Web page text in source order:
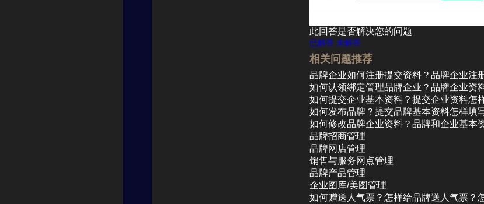
此回答是否解决您的问题
已解答 未解答
相关问题推荐
品牌企业如何注册提交资料？品牌企业注
如何认领绑定管理品牌企业？品牌企业资
如何提交企业基本资料？提交企业资料怎
如何发布品牌？提交品牌基本资料怎样填
如何修改品牌企业资料？品牌和企业基本
品牌招商管理
品牌网店管理
销售与服务网点管理
品牌产品管理
企业图库/美图管理
如何赠送人气票？怎样给品牌送人气票？